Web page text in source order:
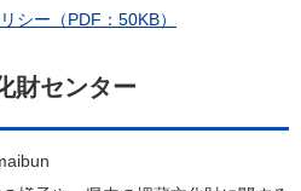
シー（PDF：50KB）
財センター